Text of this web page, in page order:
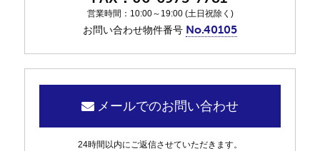
営業時間：10:00～19:00 (土日祝除く)
お問い合わせ物件番号 No.40105
メールでのお問い合わせ
24時間以内にご返信させていただきます。